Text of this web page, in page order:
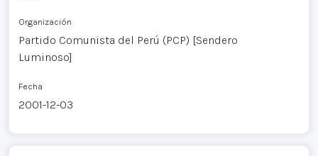
Organización
Partido Comunista del Perú (PCP) [Sendero
Luminoso]
Fecha
2001-12-03